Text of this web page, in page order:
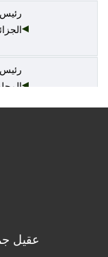
رئيس
رئيس
من
عقيل